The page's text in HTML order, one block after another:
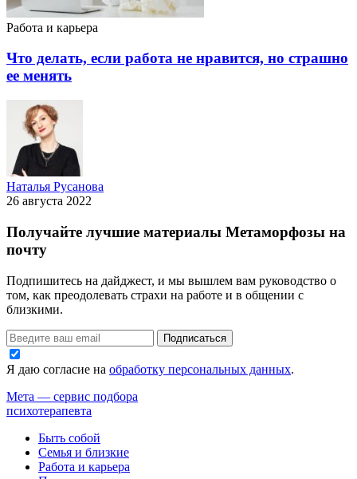
Работа и карьера
Что делать, если работа не нравится, но страшно
ее менять
Наталья Русанова
26 августа 2022
Получайте лучшие материалы Метаморфозы на
почту
Подпишитесь на дайджест, и мы вышлем вам руководство о
том, как преодолевать страхи на работе и в общении с
близкими.
Подписаться
Я даю согласие на обработку персональных данных.
Мета — сервис подбора
психотерапевта
Быть собой
Семья и близкие
Работа и карьера